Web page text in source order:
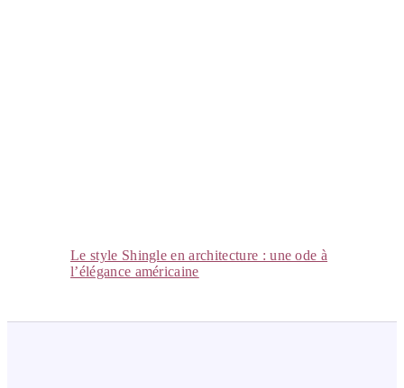
Le style Shingle en architecture : une ode à
l’élégance américaine